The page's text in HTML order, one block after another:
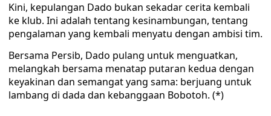
Kini, kepulangan Dado bukan sekadar cerita kembali
ke klub. Ini adalah tentang kesinambungan, tentang
pengalaman yang kembali menyatu dengan ambisi tim.
Bersama Persib, Dado pulang untuk menguatkan,
melangkah bersama menatap putaran kedua dengan
keyakinan dan semangat yang sama: berjuang untuk
lambang di dada dan kebanggaan Bobotoh. (*)